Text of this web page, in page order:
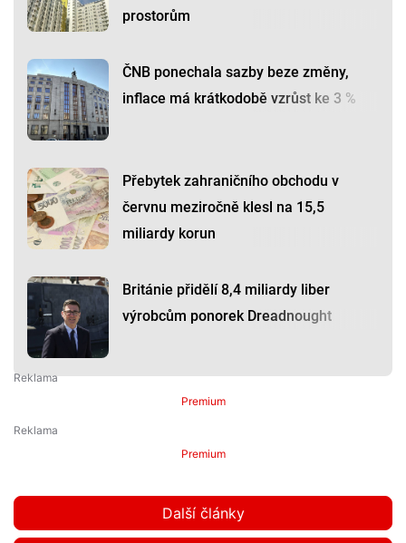
prostorům
ČNB ponechala sazby beze změny,
inflace má krátkodobě vzrůst ke 3 %
Přebytek zahraničního obchodu v
červnu meziročně klesl na 15,5
miliardy korun
Británie přidělí 8,4 miliardy liber
výrobcům ponorek Dreadnought
Premium
Premium
Další články